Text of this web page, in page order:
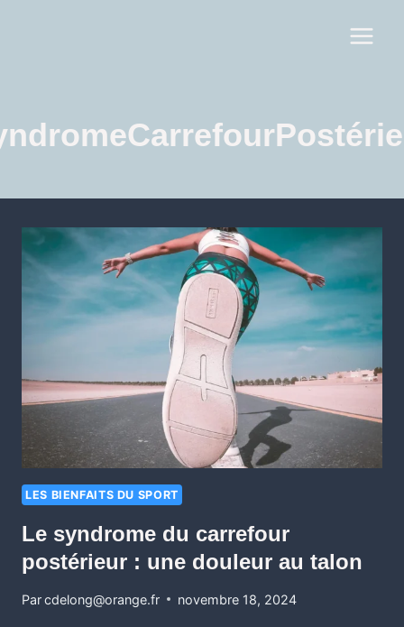
LES BIENFAITS DU SPORT
Le syndrome du carrefour
postérieur : une douleur au talon
Parcdelong@orange.fr novembre 18, 2024